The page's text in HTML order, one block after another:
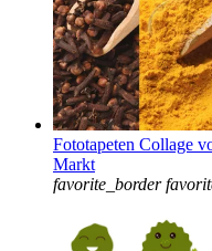
Fototapeten Collage
Markt
favorite_border